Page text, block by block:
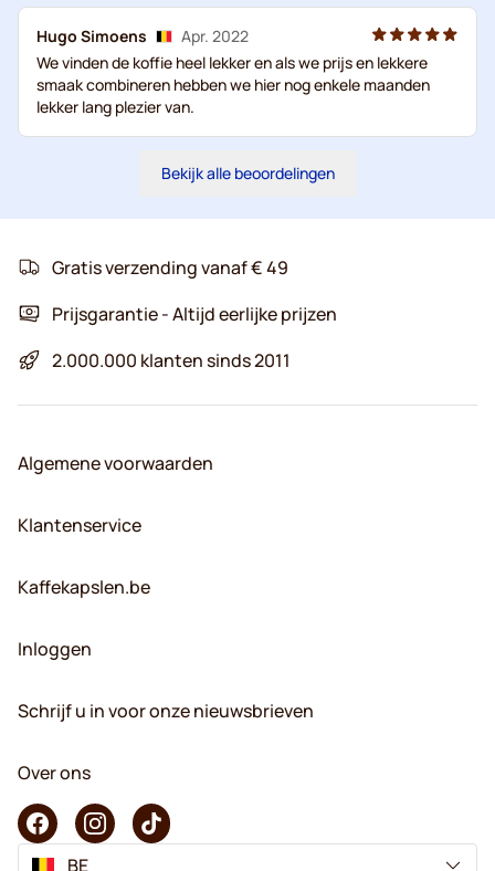
Hugo Simoens
Apr. 2022
We vinden de koffie heel lekker en als we prijs en lekkere
smaak combineren hebben we hier nog enkele maanden
lekker lang plezier van.
Bekijk alle beoordelingen
Gratis verzending vanaf € 49
Prijsgarantie - Altijd eerlijke prijzen
2.000.000 klanten sinds 2011
Algemene voorwaarden
Klantenservice
Kaffekapslen.be
Inloggen
Schrijf u in voor onze nieuwsbrieven
Over ons
BE